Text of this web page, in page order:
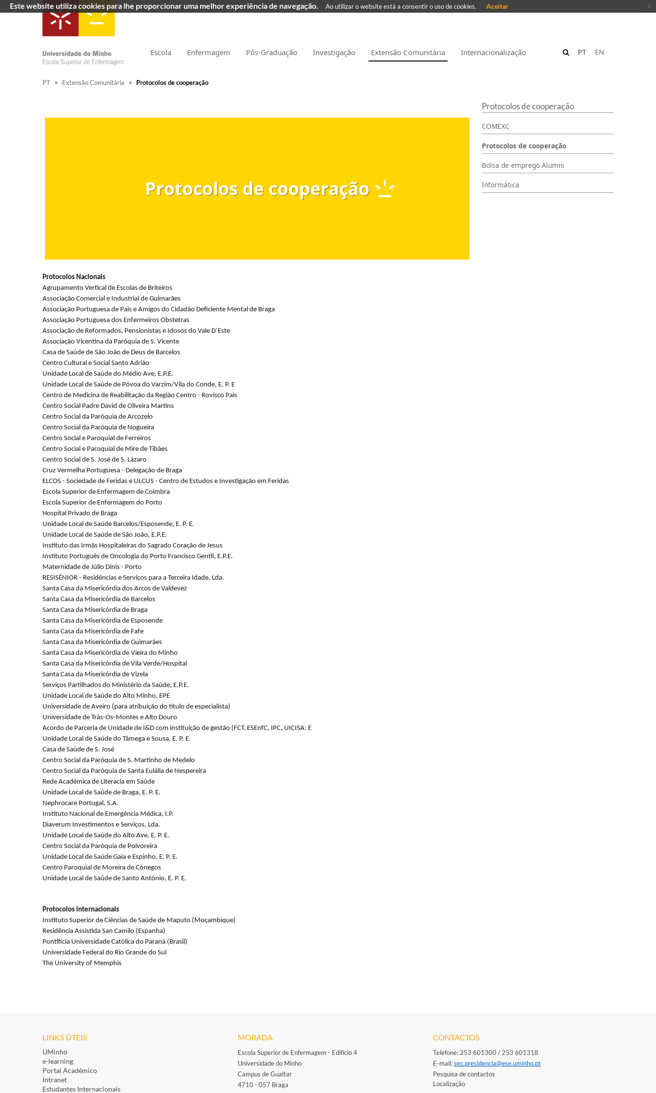
Escola Enfermagem Pós-Graduação Investigação Extensão Comunitária Internacionalização EN
PT
PT > Extensão Comunitária > Protocolos de cooperação
Protocolos Nacionais
Agrupamento Vertical de Escolas de Briteiros
Associação Comercial e Industrial de Guimarães
Associação Portuguesa de Pais e Amigos do Cidadão Deficiente Mental de Braga
Associação Portuguesa dos Enfermeiros Obstetras
Associação de Reformados, Pensionistas e Idosos do Vale D´Este
Associação Vicentina da Paróquia de S. Vicente
Casa de Saúde de São João de Deus de Barcelos
Centro Cultural e Social Santo Adrião
Unidade Local de Saúde do Médio Ave, E.P.E.
Unidade Local de Saúde de Póvoa do Varzim/Vila do Conde, E. P. E
Centro de Medicina de Reabilitação da Região Centro - Rovisco Pais
Centro Social Padre David de Oliveira Martins
Centro Social da Paróquia de Arcozelo
Centro Social da Paróquia de Nogueira
Centro Social e Paroquial de Ferreiros
Centro Social e Paroquial de Mire de Tibães
Centro Social de S. José de S. Lázaro
Cruz Vermelha Portuguesa - Delegação de Braga
ELCOS - Sociedade de Feridas e ULCUS - Centro de Estudos e Investigação em Feridas
Escola Superior de Enfermagem de Coimbra
Escola Superior de Enfermagem do Porto
Hospital Privado de Braga
Unidade Local de Saúde Barcelos/Esposende, E. P. E.
Unidade Local de Saúde de São João, E.P.E.
Instituto das Irmãs Hospitaleiras do Sagrado Coração de Jesus
Instituto Português de Oncologia do Porto Francisco Gentil, E.P.E.
Maternidade de Júlio Dinis - Porto
RESISÉNIOR - Residências e Serviços para a Terceira Idade, Lda.
Santa Casa da Misericórdia dos Arcos de Valdevez
Santa Casa da Misericórdia de Barcelos
Santa Casa da Misericórdia de Braga
Santa Casa da Misericórdia de Esposende
Santa Casa da Misericórdia de Fafe
Santa Casa da Misericórdia de Guimarães
Santa Casa da Misericórdia de Vieira do Minho
Santa Casa da Misericórdia de Vila Verde/Hospital
Santa Casa da Misericórdia de Vizela
Serviços Partilhados do Ministério da Saúde, E.P.E.
Unidade Local de Saúde do Alto Minho, EPE
Universidade de Aveiro (para atribuição do título de especialista)
Universidade de Trás-Os-Montes e Alto Douro
Acordo de Parceria de Unidade de I&D com instituição de gestão (FCT, ESEnfC, IPC, UICISA: E
Unidade Local de Saúde do Tâmega e Sousa, E. P. E.
Casa de Saúde de S. José
Centro Social da Paróquia de S. Martinho de Medelo
Centro Social da Paróquia de Santa Eulália de Nespereira
Rede Académica de Literacia em Saúde
Unidade Local de Saúde de Braga, E. P. E.
Nephrocare Portugal, S.A.
Instituto Nacional de Emergência Médica, I.P.
Diaverum Investimentos e Serviços, Lda.
Unidade Local de Saúde do Alto Ave, E. P. E.
Centro Social da Paróquia de Polvoreira
Unidade Local de Saúde Gaia e Espinho, E. P. E.
Centro Paroquial de Moreira de Cónegos
Unidade Local de Saúde de Santo António, E. P. E.
Protocolos internacionais
Instituto Superior de Ciências de Saúde de Maputo (Moçambique)
Residência Assistida San Camilo (Espanha)
Pontifícia Universidade Católica do Paraná (Brasil)
Universidade Federal do Rio Grande do Sul
The University of Memphis
Protocolos de cooperação
COMEXC
Protocolos de cooperação
Bolsa de emprego Alumni
Informática
LINKS ÚTEIS
UMinho
e-learning
Portal Académico
Intranet
Estudantes Inte​rnacionais
MORADA
Escola Superior de Enfermagem - Edifício 4
Universidade do Minho
Campus de Gualtar
4710 - 057 Braga
CONTACTOS
Telefone: 253 601300 / 253 601318
E-mail: ​sec.presidencia@ese.uminho.​pt
Pesquisa de contactos
Localização
Este website utiliza cookies para lhe proporcionar uma melhor experiência de navegação. Ao utilizar o website está a consentir o uso de cookies. Aceitar x